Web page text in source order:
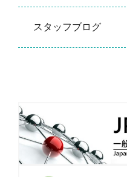
スタッフブログ